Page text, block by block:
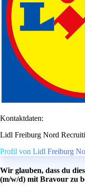
Kontaktdaten:
Lidl Freiburg Nord
Profil von Lidl Freiburg
Wir glauben, dass du
(m/w/d) mit Bravour zu